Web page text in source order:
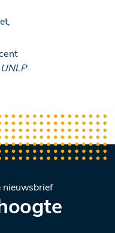
nieuwsbrief